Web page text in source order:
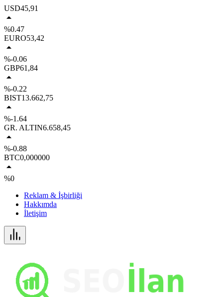
USD45,91
%0.47
EURO53,42
%-0.06
GBP61,84
%-0.22
BIST13.662,75
%-1.64
GR. ALTIN6.658,45
%-0.88
BTC0,000000
%0
Reklam & İşbirliği
Hakkımda
İletişim